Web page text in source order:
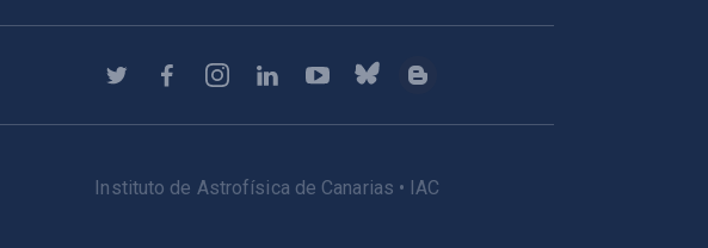
Instituto de Astrofísica de Canarias • IAC